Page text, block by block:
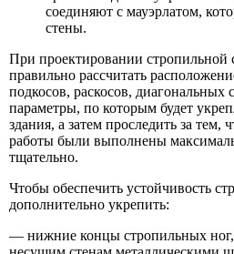
соединяют с мауэрлатом,
стены.
При проектировании стропильной
правильно рассчитать
подкосов, раскосов, диагональных
параметры, по которым будет
здания, а затем проследить за
работы были выполнены
тщательно.
Чтобы обеспечить устойчивость
дополнительно укрепить:
— нижние концы стропильных